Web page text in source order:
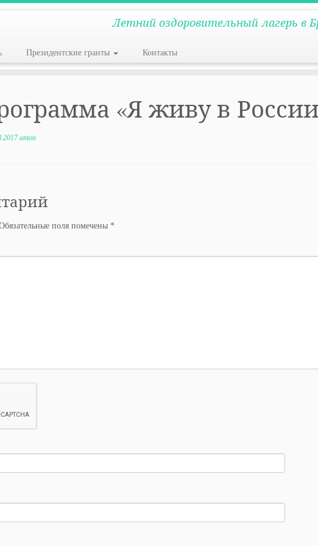
Летний оздоровительный лагерь в
Президентские гранты Контакты
«Я живу в
anton
поля помечены *